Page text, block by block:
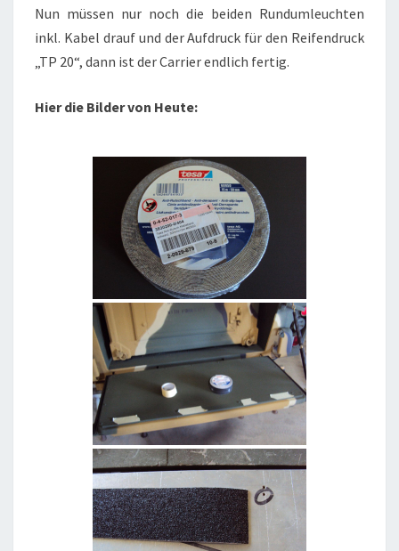
Nun müssen nur noch die beiden Rundumleuchten
inkl. Kabel drauf und der Aufdruck für den Reifendruck
„TP 20“, dann ist der Carrier endlich fertig.
Hier die Bilder von Heute: